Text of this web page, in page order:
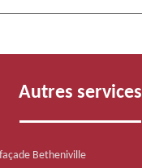
Autres services
Betheniville